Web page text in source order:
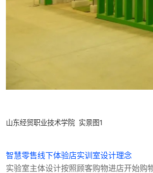
山东经贸职业技术学院 实景图1
智慧零售线下体验店实训室设计理念
实验室主体设计按照顾客购物进店开始购